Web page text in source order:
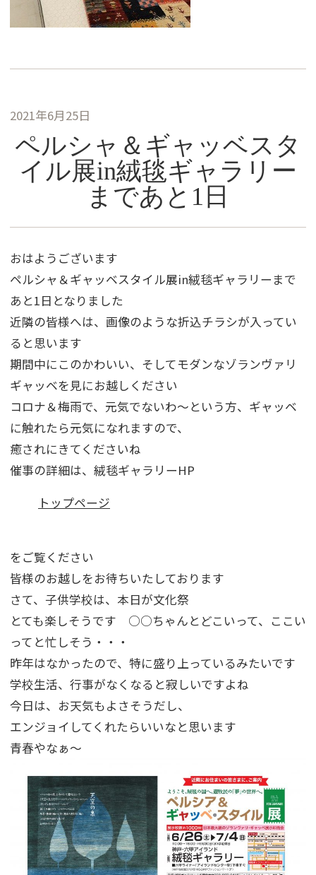
2021年6月25日
ペルシャ＆ギャッベスタ
イル展in絨毯ギャラリー
まであと1日
おはようございます
ペルシャ＆ギャッベスタイル展in絨毯ギャラリーまで
あと1日となりました
近隣の皆様へは、画像のような折込チラシが入ってい
ると思います
期間中にこのかわいい、そしてモダンなゾランヴァリ
ギャッベを見にお越しください
コロナ＆梅雨で、元気でないわ～という方、ギャッベ
に触れたら元気になれますので、
癒されにきてくださいね
催事の詳細は、絨毯ギャラリーHP
トップページ
をご覧ください
皆様のお越しをお待ちいたしております
さて、子供学校は、本日が文化祭
とても楽しそうです ○○ちゃんとどこいって、ここい
ってと忙しそう・・・
昨年はなかったので、特に盛り上っているみたいです
学校生活、行事がなくなると寂しいですよね
今日は、お天気もよさそうだし、
エンジョイしてくれたらいいなと思います
青春やなぁ～